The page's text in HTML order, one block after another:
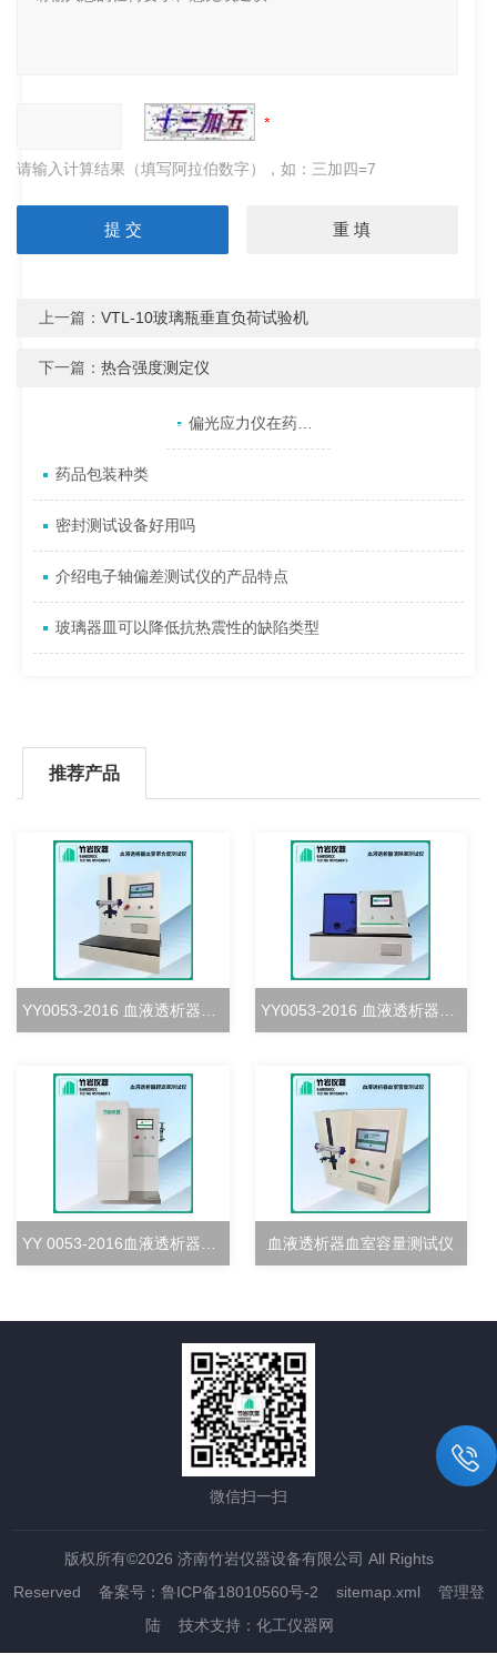
请输入计算结果（填写阿拉伯数字），如：三加四=7
上一篇：VTL-10玻璃瓶垂直负荷试验机
下一篇：热合强度测定仪
相关文章
药品包装种类
密封测试设备好用吗
介绍电子轴偏差测试仪的产品特点
玻璃器皿可以降低抗热震性的缺陷类型
推荐产品
血液透析器血室容量测试仪
微信扫一扫
版权所有©2026 济南竹岩仪器设备有限公司 All Rights
Reserved 备案号：鲁ICP备18010560号-2 sitemap.xml
管理登
陆 技术支持： 化工仪器网